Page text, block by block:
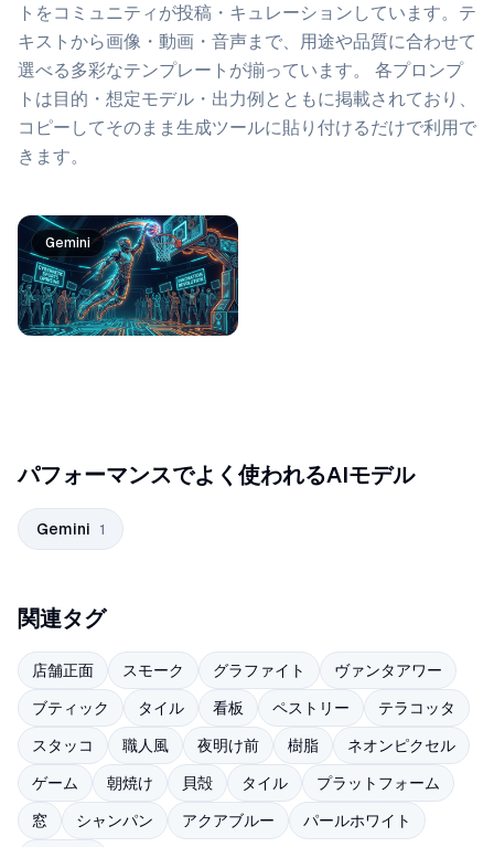
トをコミュニティが投稿・キュレーションしています。 テ
キストから画像・動画・音声まで、用途や品質に合わせて
選べる多彩なテンプレートが揃っています。 各プロンプ
トは目的・想定モデル・出力例とともに掲載されており、
コピーしてそのまま生成ツールに貼り付けるだけで利用で
きます。
プロンプト一覧
Gemini
パフォーマンスでよく使われるAIモデル
Gemini 1
関連タグ
店舗正面 スモーク グラファイト
ヴァンタアワー
ブティック
タイル 看板 ペストリー
テラコッタ
スタッコ
職人風 夜明け前 樹脂
ネオンピクセル
ゲーム
朝焼け 貝殻 タイル
プラットフォーム
窓
シャンパン アクアブルー
パールホワイト